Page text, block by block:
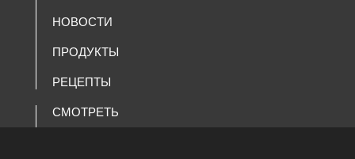
НОВОСТИ
ПРОДУКТЫ
РЕЦЕПТЫ
СМОТРЕТЬ